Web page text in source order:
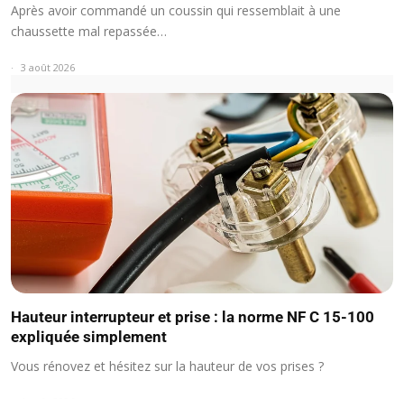
Après avoir commandé un coussin qui ressemblait à une
chaussette mal repassée…
3 août 2026
Hauteur interrupteur et prise : la norme NF C 15-100
expliquée simplement
Vous rénovez et hésitez sur la hauteur de vos prises ?